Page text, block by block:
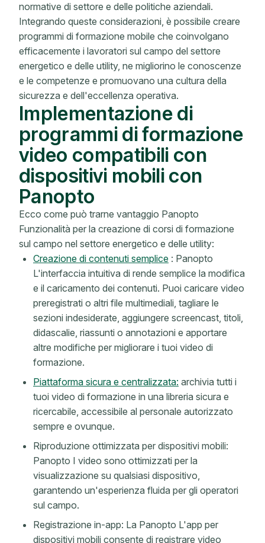
normative di settore e delle politiche aziendali.
Integrando queste considerazioni, è possibile creare
programmi di formazione mobile che coinvolgano
efficacemente i lavoratori sul campo del settore
energetico e delle utility, ne migliorino le conoscenze
e le competenze e promuovano una cultura della
sicurezza e dell'eccellenza operativa.
Implementazione di
programmi di formazione
video compatibili con
dispositivi mobili con
Panopto
Ecco come può trarne vantaggio Panopto
Funzionalità per la creazione di corsi di formazione
sul campo nel settore energetico e delle utility:
Creazione di contenuti semplice : Panopto
L'interfaccia intuitiva di rende semplice la modifica
e il caricamento dei contenuti. Puoi caricare video
preregistrati o altri file multimediali, tagliare le
sezioni indesiderate, aggiungere screencast, titoli,
didascalie, riassunti o annotazioni e apportare
altre modifiche per migliorare i tuoi video di
formazione.
Piattaforma sicura e centralizzata: archivia tutti i
tuoi video di formazione in una libreria sicura e
ricercabile, accessibile al personale autorizzato
sempre e ovunque.
Riproduzione ottimizzata per dispositivi mobili:
Panopto I video sono ottimizzati per la
visualizzazione su qualsiasi dispositivo,
garantendo un'esperienza fluida per gli operatori
sul campo.
Registrazione in-app: La Panopto L'app per
dispositivi mobili consente di registrare video